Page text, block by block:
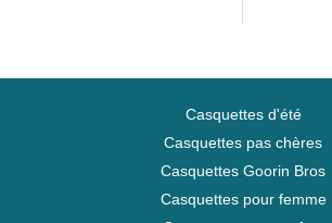
Casquettes d'été
Casquettes pas chères
Casquettes Goorin Bros
Casquettes pour femme